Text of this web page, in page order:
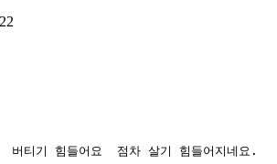
버티기 힘들어요  점차 살기 힘들어지네요.